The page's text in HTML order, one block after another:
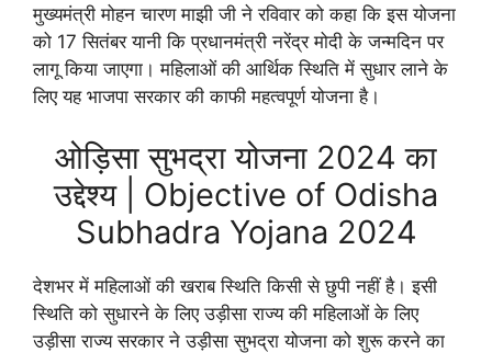
मुख्यमंत्री मोहन चारण माझी जी ने रविवार को कहा कि इस योजना
को 17 सितंबर यानी कि प्रधानमंत्री नरेंद्र मोदी के जन्मदिन पर
लागू किया जाएगा। महिलाओं की आर्थिक स्थिति में सुधार लाने के
लिए यह भाजपा सरकार की काफी महत्वपूर्ण योजना है।
ओड़िसा सुभद्रा योजना 2024 का
उद्देश्य | Objective of Odisha
Subhadra Yojana 2024
देशभर में महिलाओं की खराब स्थिति किसी से छुपी नहीं है। इसी
स्थिति को सुधारने के लिए उड़ीसा राज्य की महिलाओं के लिए
उड़ीसा राज्य सरकार ने उड़ीसा सुभद्रा योजना को शुरू करने का